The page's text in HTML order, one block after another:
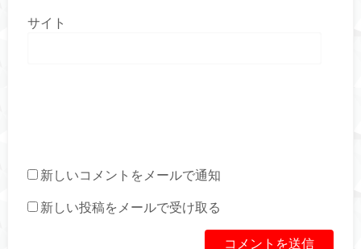
サイト
新しいコメントをメールで通知
新しい投稿をメールで受け取る